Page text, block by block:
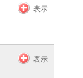
表示
表示